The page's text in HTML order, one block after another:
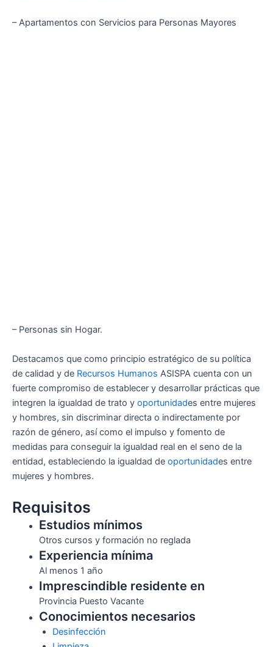
– Apartamentos con Servicios para Personas Mayores
– Personas sin Hogar.
Destacamos que como principio estratégico de su política
de calidad y de Recursos Humanos ASISPA cuenta con un
fuerte compromiso de establecer y desarrollar prácticas que
integren la igualdad de trato y oportunidades entre mujeres
y hombres, sin discriminar directa o indirectamente por
razón de género, así como el impulso y fomento de
medidas para conseguir la igualdad real en el seno de la
entidad, estableciendo la igualdad de oportunidades entre
mujeres y hombres.
Requisitos
Estudios mínimos
Otros cursos y formación no reglada
Experiencia mínima
Al menos 1 año
Imprescindible residente en
Provincia Puesto Vacante
Conocimientos necesarios
Desinfección